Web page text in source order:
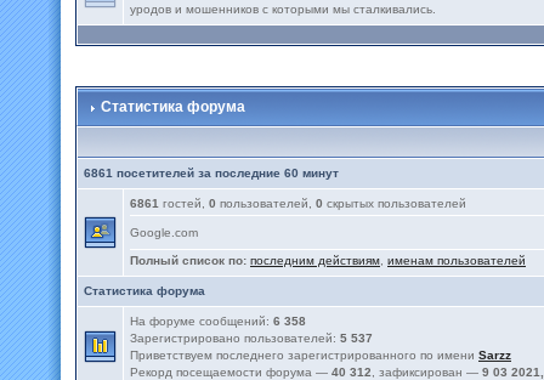
уродов и мошенников с которыми мы сталкивались.
Статистика форума
6861 посетителей за последние 60 минут
6861 гостей, 0 пользователей, 0 скрытых пользователей
Google.com
Полный список по: последним действиям именам пользователей
Статистика форума
На форуме сообщений: 6 358
Зарегистрировано пользователей: 5 537
Приветствуем последнего зарегистрированного по имени Sarzz
Рекорд посещаемости форума — 40 312 , зафиксирован — 9 03